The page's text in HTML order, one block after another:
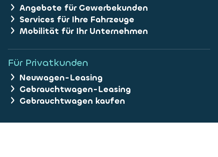
Angebote für Gewerbekunden
Services für Ihre Fahrzeuge
Mobilität für Ihr Unternehmen
Für Privatkunden
Neuwagen-Leasing
Gebrauchtwagen-Leasing
Gebrauchtwagen kaufen